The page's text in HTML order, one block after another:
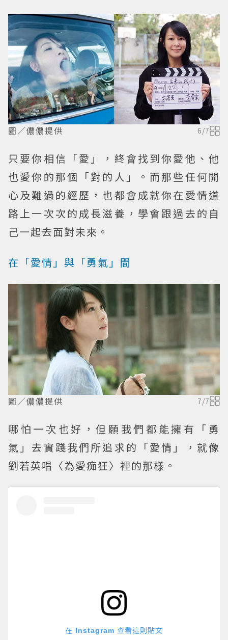
圖／儂儂提供 6/7
只要你相信「愛」，終會找到你愛他、他
也愛你的那個「對的人」。而那些任何開
心及難過的經歷，也都會成就你在愛情道
路上一次次的成長滋養，學會跟過去的自
己一起去面對未來。
在「愛情」與「勇氣」間
圖／儂儂提供 7/7
哪怕一次也好，但願我們都能擁有「勇
氣」去實踐我們所追求的「愛情」，就像
劉若英唱〈為愛痴狂〉裡的那樣。
在 Instagram 查看這則貼文